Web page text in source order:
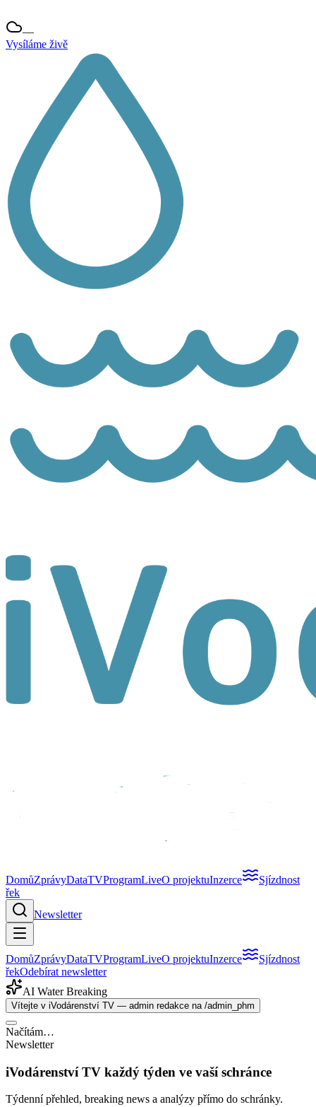
—
Vysíláme živě
DomůZprávyDataTVProgramLiveO projektuInzerce
Sjízdnost
řek
Newsletter
DomůZprávyDataTVProgramLiveO projektuInzerce
Sjízdnost
řekOdebírat newsletter
AI Water Breaking
Vítejte v iVodárenství TV — admin redakce na /admin_phm
Načítám…
Newsletter
iVodárenství TV každý týden ve vaší schránce
Týdenní přehled, breaking news a analýzy přímo do schránky.